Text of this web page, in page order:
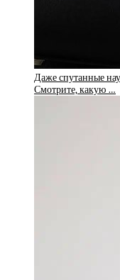
Даже спутанные
Смотрите, какую …